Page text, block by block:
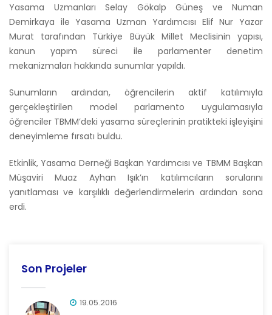
Yasama Uzmanları Selay Gökalp Güneş ve Numan
Demirkaya ile Yasama Uzman Yardımcısı Elif Nur Yazar
Murat tarafından Türkiye Büyük Millet Meclisinin yapısı,
kanun yapım süreci ile parlamenter denetim
mekanizmaları hakkında sunumlar yapıldı.
Sunumların ardından, öğrencilerin aktif katılımıyla
gerçekleştirilen model parlamento uygulamasıyla
öğrenciler TBMM’deki yasama süreçlerinin pratikteki işleyişini
deneyimleme fırsatı buldu.
Etkinlik, Yasama Derneği Başkan Yardımcısı ve TBMM Başkan
Müşaviri Muaz Ayhan Işık’ın katılımcıların sorularını
yanıtlaması ve karşılıklı değerlendirmelerin ardından sona
erdi.
Son Projeler
19.05.2016